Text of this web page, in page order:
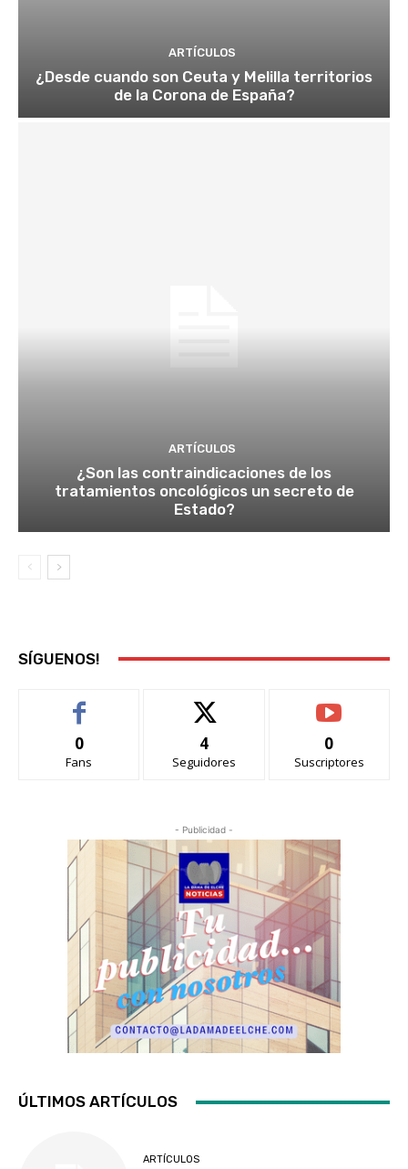
ARTÍCULOS
¿Desde cuando son Ceuta y Melilla territorios
de la Corona de España?
ARTÍCULOS
¿Son las contraindicaciones de los
tratamientos oncológicos un secreto de
Estado?
SÍGUENOS!
0
Fans
4
Seguidores
0
Suscriptores
- Publicidad -
ÚLTIMOS ARTÍCULOS
ARTÍCULOS